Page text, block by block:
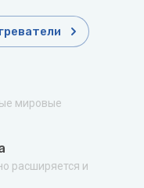
мировые
расширяется и